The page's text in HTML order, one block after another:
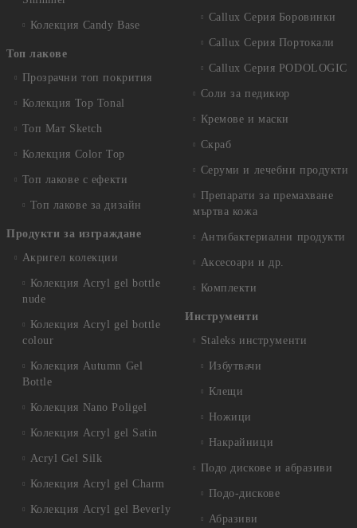
Колекция Candy Base
Топ лакове
Прозрачни топ покрития
Колекция Top Tonal
Топ Мат Sketch
Колекция Color Top
Топ лакове с ефекти
Топ лакове за дизайн
Продукти за изграждане
Акригел колекции
Колекция Acryl gel bottle
nude
Колекция Acryl gel bottle
colour
Колекция Autumn Gel
Bottle
Колекция Nano Poligel
Колекция Acryl gel Satin
Acryl Gel Silk
Колекция Acryl gel Charm
Колекция Acryl gel Beverly
Callux Серия Боровинки
Callux Серия Портокали
Callux Серия PODOLOGIC
Соли за педикюр
Кремове и маски
Скраб
Серуми и лечебни продукти
Препарати за премахване
мъртва кожа
Антибактериални продукти
Аксесоари и др.
Комплекти
Инструменти
Staleks инструменти
Избутвачи
Клещи
Ножици
Накрайници
Подо дискове и абразиви
Подо-дискове
Абразиви